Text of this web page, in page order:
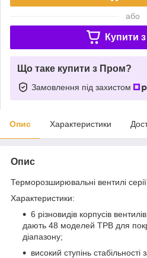
або
Купити з
Що таке купити з Пром?
Замовлення під захистом
Опис Характеристики
Опис
Терморозширювальні вентилі
Характеристики:
6 різновидів корпусів
дають 48 моделей ТРВ для
діапазону;
високий ступінь